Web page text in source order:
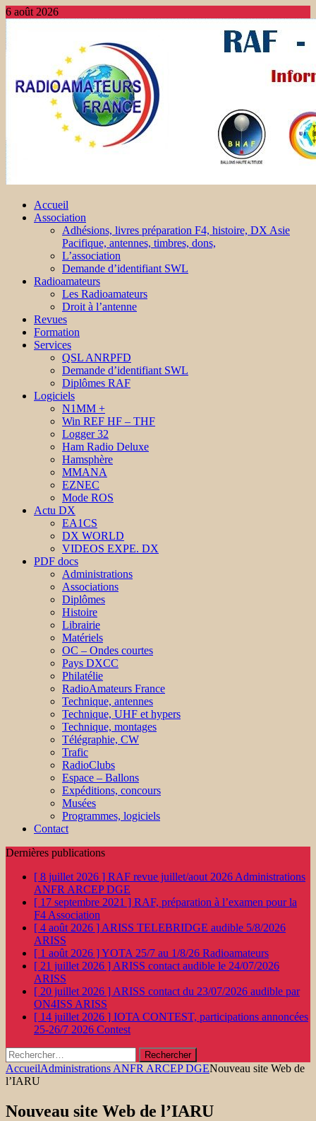
6 août 2026
Accueil
Association
Adhésions, livres préparation F4, histoire, DX Asie
Pacifique, antennes, timbres, dons,
L’association
Demande d’identifiant SWL
Radioamateurs
Les Radioamateurs
Droit à l’antenne
Revues
Formation
Services
QSL ANRPFD
Demande d’identifiant SWL
Diplômes RAF
Logiciels
N1MM +
Win REF HF – THF
Logger 32
Ham Radio Deluxe
Hamsphère
MMANA
EZNEC
Mode ROS
Actu DX
EA1CS
DX WORLD
VIDEOS EXPE. DX
PDF docs
Administrations
Associations
Diplômes
Histoire
Librairie
Matériels
OC – Ondes courtes
Pays DXCC
Philatélie
RadioAmateurs France
Technique, antennes
Technique, UHF et hypers
Technique, montages
Télégraphie, CW
Trafic
RadioClubs
Espace – Ballons
Expéditions, concours
Musées
Programmes, logiciels
Contact
Dernières publications
[ 8 juillet 2026 ] RAF revue juillet/aout 2026 Administrations
ANFR ARCEP DGE
[ 17 septembre 2021 ] RAF, préparation à l’examen pour la
F4 Association
[ 4 août 2026 ] ARISS TELEBRIDGE audible 5/8/2026
ARISS
[ 1 août 2026 ]YOTA 25/7 au 1/8/26 Radioamateurs
[ 21 juillet 2026 ] ARISS contact audible le 24/07/2026
ARISS
[ 20 juillet 2026 ] ARISS contact du 23/07/2026 audible par
ON4ISS ARISS
[ 14 juillet 2026 ] IOTA CONTEST, participations annoncées
25-26/7 2026 Contest
Rechercher :
AccueilAdministrations ANFR ARCEP DGENouveau site Web de
l’IARU
Nouveau site Web de l’IARU